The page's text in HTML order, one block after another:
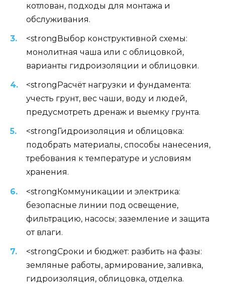
котлован, подходы для монтажа и
обслуживания.
<strongВыбор конструктивной схемы:
монолитная чашa или с облицовкой,
варианты гидроизоляции и облицовки.
<strongРасчёт нагрузки и фундамента:
учесть грунт, вес чаши, воду и людей,
предусмотреть дренаж и выемку грунта.
<strongГидроизоляция и облицовка:
подобрать материалы, способы нанесения,
требования к температуре и условиям
хранения.
<strongКоммуникации и электрика:
безопасные линии под освещение,
фильтрацию, насосы; заземление и защита
от влаги.
<strongСроки и бюджет: разбить на фазы:
земляные работы, армирование, заливка,
гидроизоляция, облицовка, отделка.